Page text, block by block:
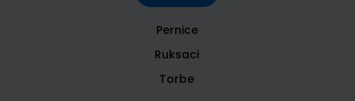
Pernice
Ruksaci
Torbe